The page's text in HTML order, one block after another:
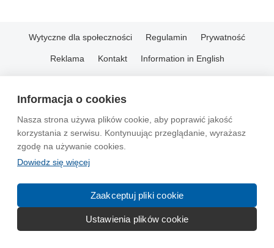
Informacja o cookies
Nasza strona używa plików cookie, aby poprawić jakość
korzystania z serwisu. Kontynuując przeglądanie, wyrażasz
zgodę na używanie cookies.
Dowiedz się więcej
Zaakceptuj pliki cookie
Ustawienia plików cookie
Wytyczne dla społeczności Regulamin Prywatność
Reklama Kontakt Information in English